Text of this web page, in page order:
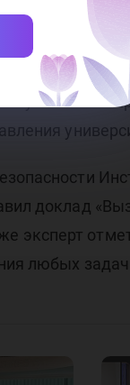
итоги
задачей
доклад
эксперт
любых